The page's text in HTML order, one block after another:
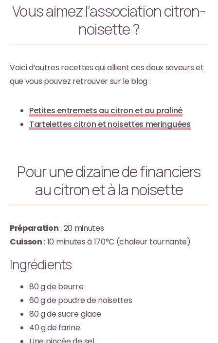
Vous aimez l’association citron-
noisette ?
Voici d’autres recettes qui allient ces deux saveurs et
que vous pouvez retrouver sur le blog :
Petites entremets au citron et au praliné
Tartelettes citron et noisettes meringuées
Pour une dizaine de financiers
au citron et à la noisette
Préparation: 20 minutes
Cuisson: 10 minutes à 170°C (chaleur tournante)
Ingrédients
80 g de beurre
60 g de poudre de noisettes
80 g de sucre glace
40 g de farine